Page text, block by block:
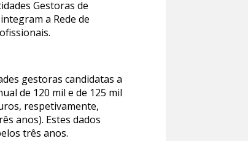
Gestoras de
a Rede de
gestoras candidatas a
de 120 mil e de 125 mil
respetivamente,
anos). Estes dados
três anos.